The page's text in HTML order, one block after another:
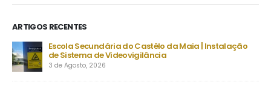
ARTIGOS RECENTES
Escola Secundária do Castêlo da Maia | Instalação
de Sistema de Videovigilância
3 de Agosto, 2026